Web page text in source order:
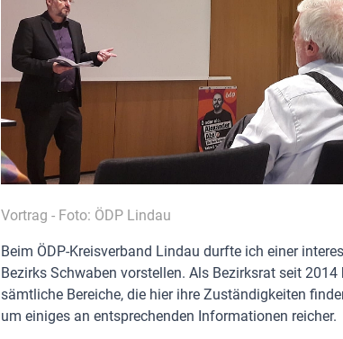
Vortrag - Foto: ÖDP Lindau
Beim ÖDP-Kreisverband Lindau durfte ich einer
Bezirks Schwaben vorstellen. Als Bezirksrat seit
sämtliche Bereiche, die hier ihre Zuständigkeiten
um einiges an entsprechenden Informationen reicher.